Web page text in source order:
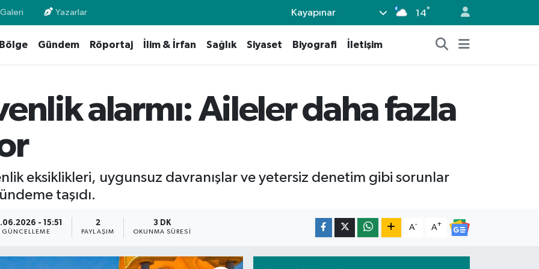
Yazarlar Kayapınar 14°
Bölge Gündem Röportaj İlim & İrfan Sağlık Siyaset Biyografi İletişim
alarmı: Aileler daha fazla
eksiklikleri, uygunsuz davranışlar ve yetersiz denetim gibi sorunlar
taşıdı.
- 15:51
GÜNCELLEME
2
PAYLAŞIM
3 DK
OKUNMA SÜRESI
A- A+